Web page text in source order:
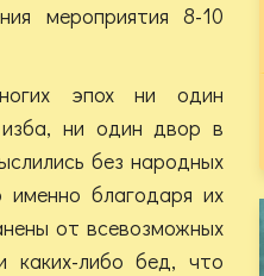
мероприятия 8-10
эпох ни один
ни один двор в
без народных
именно благодаря их
от всевозможных
каких-либо бед, что